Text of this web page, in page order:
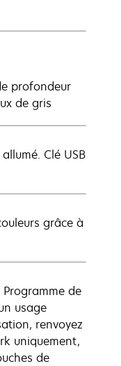
profondeur
de gris
Clé USB
grâce à
de
usage
renvoyez
uniquement,
de